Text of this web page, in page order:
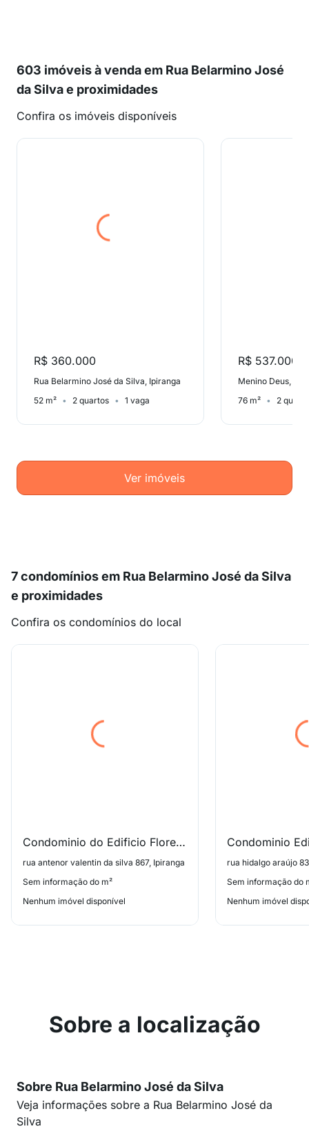
603 imóveis à venda em Rua Belarmino José
da Silva e proximidades
Confira os imóveis disponíveis
R$ 360.000
Rua Belarmino José da Silva, Ipiranga
52 m²
2 quartos 1 vaga
R$ 537.000
Menino Deus,
76 m²
2
Ver imóveis
7 condomínios em Rua Belarmino José da Silva
e proximidades
Confira os condomínios do local
Condominio do Edificio Florenca
rua antenor valentin da silva 867, Ipiranga
Sem informação do m²
Nenhum imóvel disponível
Sem informação do
Nenhum imóvel
Sobre a localização
Sobre Rua Belarmino José da Silva
Veja informações sobre a Rua Belarmino José da
Silva